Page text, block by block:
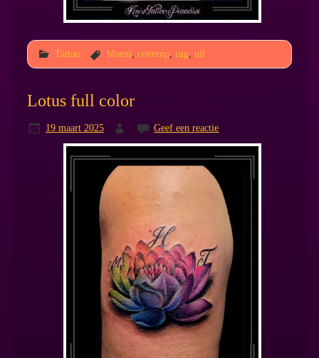
Tattoo bloem coverup, rug uil
Lotus full color
19 maart 2025 Geef een reactie